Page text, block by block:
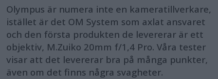
Olympus är numera inte en kameratillverkare,
istället är det OM System som axlat ansvaret
och den första produkten de levererar är ett
objektiv, M.Zuiko 20mm f/1,4 Pro. Våra tester
visar att det levererar bra på många punkter,
även om det finns några svagheter.